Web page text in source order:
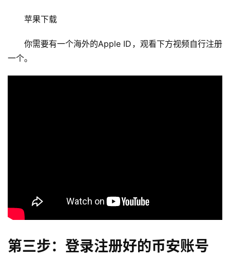
苹果下载
你需要有一个海外的Apple ID，观看下方视频自行注册
一个。
第三步：登录注册好的币安账号